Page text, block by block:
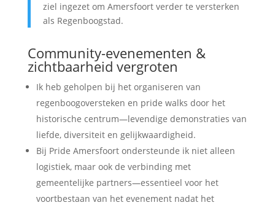
ziel ingezet om Amersfoort verder te versterken
als Regenboogstad.
Community-evenementen &
zichtbaarheid vergroten
Ik heb geholpen bij het organiseren van
regenboogoversteken en pride walks door het
historische centrum—levendige demonstraties van
liefde, diversiteit en gelijkwaardigheid.
Bij Pride Amersfoort ondersteunde ik niet alleen
logistiek, maar ook de verbinding met
gemeentelijke partners—essentieel voor het
voortbestaan van het evenement nadat het